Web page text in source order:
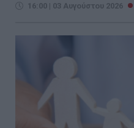
16:00 | 03 Αυγούστου 2026